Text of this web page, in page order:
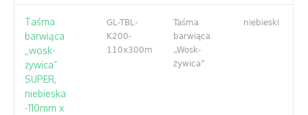
Taśma
barwiąca
„wosk-
żywica”
SUPER,
niebieska
-110mm x
GL-TBL-
K200-
110x300m
Taśma
barwiąca
„Wosk-
żywica”
niebieski